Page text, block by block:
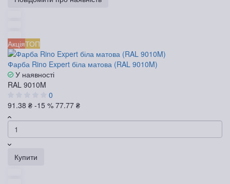
АкціяТОП
Фарба Rino Expert біла матова (RAL 9010M)
У наявності
RAL 9010M
0
91.38 ₴ -15 % 77.77 ₴
Купити